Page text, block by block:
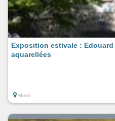
Exposition estivale :
aquarellées
Murol